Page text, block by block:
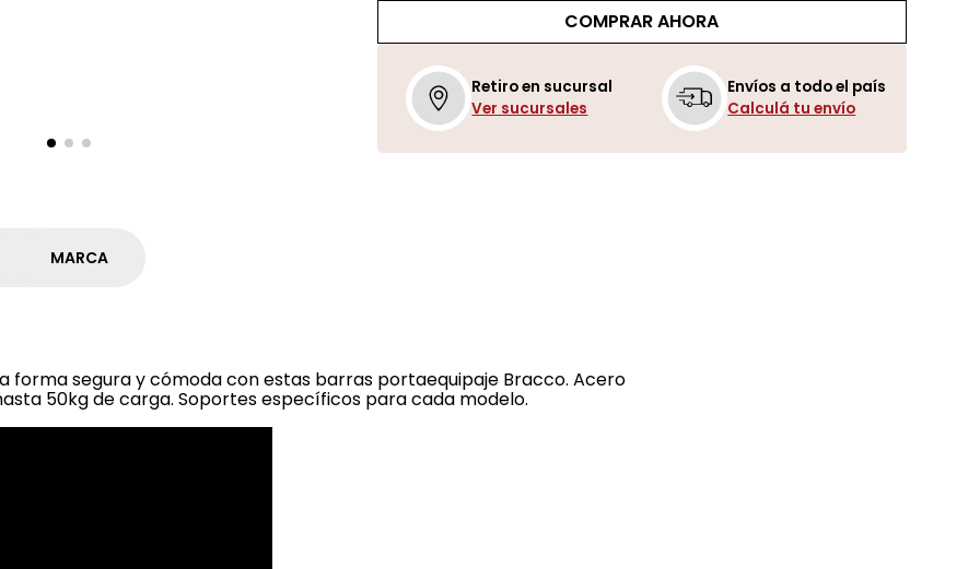
COMPRAR AHORA
Retiro en sucursal
Ver sucursales
Envíos a todo el país
Calculá tu envío
MARCA
forma segura y cómoda con estas barras portaequipaje Bracco. Acero
50kg de carga. Soportes específicos para cada modelo.